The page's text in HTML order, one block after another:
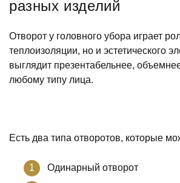
разных изделий
Отворот у головного убора играет
теплоизоляции, но и эстетического
выглядит презентабельнее,
любому типу лица.
Есть два типа отворотов, которые
Одинарный отворот